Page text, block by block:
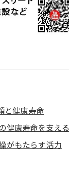
と健康寿命
健康寿命を支える
がもたらす活力
支援が進む理由